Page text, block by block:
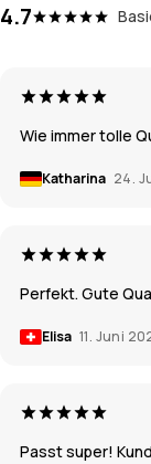
4.7
Wie immer tolle
Katharina 24.
Perfekt. Gute
Elisa 11. Juni
Passt super!